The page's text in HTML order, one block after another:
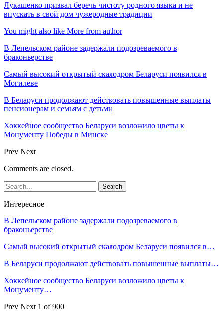
Лукашенко призвал беречь чистоту родного языка и не
впускать в свой дом чужеродные традиции
You might also like More from author
В Лепельском районе задержали подозреваемого в
браконьерстве
Самый высокий открытый скалодром Беларуси появился в
Могилеве
В Беларуси продолжают действовать повышенные выплаты
пенсионерам и семьям с детьми
Хоккейное сообщество Беларуси возложило цветы к
Монументу Победы в Минске
Prev Next
Comments are closed.
Интересное
В Лепельском районе задержали подозреваемого в
браконьерстве
Самый высокий открытый скалодром Беларуси появился в…
В Беларуси продолжают действовать повышенные выплаты…
Хоккейное сообщество Беларуси возложило цветы к
Монументу…
Prev Next 1 of 900